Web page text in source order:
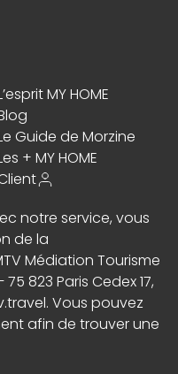
MY HOME
Guide de Morzine
+ MY HOME
notre service, vous
de la
Médiation Tourisme
823 Paris Cedex 17,
. Vous pouvez
afin de trouver une